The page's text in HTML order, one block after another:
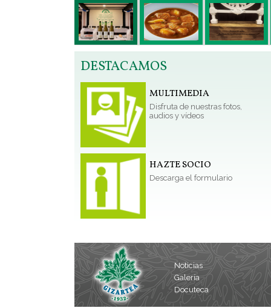
DESTACAMOS
MULTIMEDIA
Disfruta de nuestras fotos,
audios y vídeos
HAZTE SOCIO
Descarga el formulario
Noticias
Galería
Docuteca